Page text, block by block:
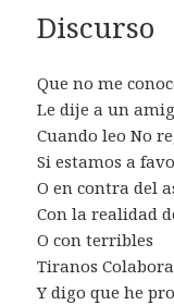
Discurso
Que no me
Le dije a un
Cuando leo No
Si estamos a
O en contra del
Con la realidad
O con terribles
Tiranos
Y digo que he